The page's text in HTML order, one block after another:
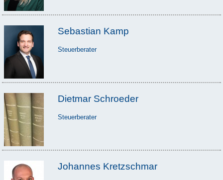
Sebastian Kamp
Steuerberater
Dietmar Schroeder
Steuerberater
Johannes Kretzschmar